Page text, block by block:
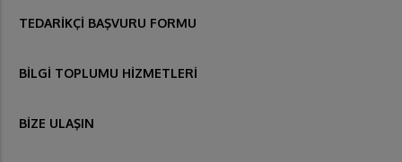
TEDARİKÇİ BAŞVURU FORMU
BİLGİ TOPLUMU HİZMETLERİ
BİZE ULAŞIN